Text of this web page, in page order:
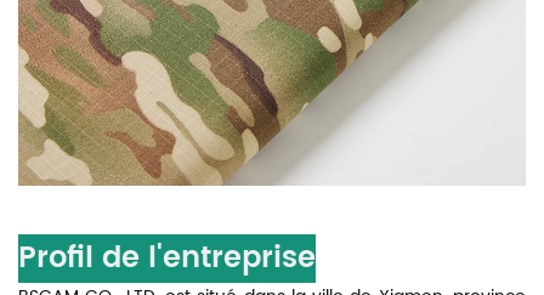
Profil de l'entreprise